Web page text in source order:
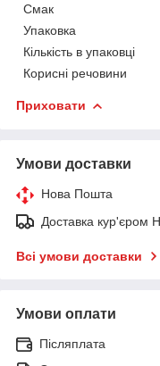
Смак
Упаковка
Кількість в упаковці
Корисні речовини
Приховати
Умови доставки
Нова Пошта
Доставка кур'єром
Всі умови доставки
Умови оплати
Післяплата